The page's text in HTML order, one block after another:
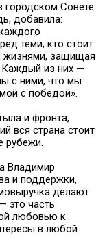
городском Совете
добавила:
теми, кто стоит
жизнями, защищая
из них —
с ними, что мы
с победой».
и фронта,
вся страна стоит
рубежи.
Владимир
и поддержки,
делают
это часть
любовью к
в любой